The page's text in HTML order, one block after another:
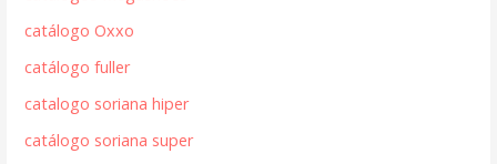
catálogo Oxxo
catálogo fuller
catalogo soriana hiper
catálogo soriana super